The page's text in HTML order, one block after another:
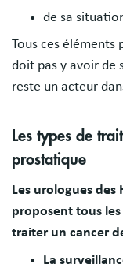
de sa
Tous ces éléments
doit pas y avoir de
reste un acteur
Les types de
prostatique
Les urologues des
proposent tous
traiter un cancer
La